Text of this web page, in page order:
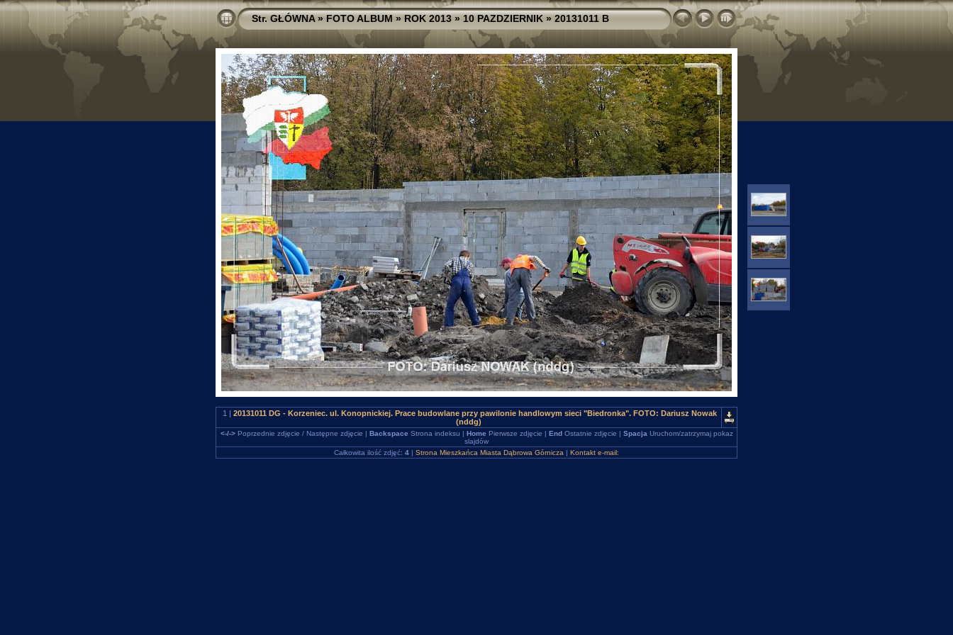
Str. GŁÓWNA»FOTO ALBUM»ROK 2013»10 PAZDZIERNIK»20131011 B
1 | 20131011 DG - Korzeniec. ul. Konopnickiej. Prace budowlane przy pawilonie handlowym sieci "Biedronka". FOTO: Dariusz Nowak
(nddg)
<-/->Poprzednie zdjęcie / Następne zdjęcie | Backspace Strona indeksu | Home Pierwsze zdjęcie | EndOstatnie zdjęcie | Spacja Uruchom/zatrzymaj pokaz
slajdów
Całkowita ilość zdjęć: 4 | Strona Mieszkańca Miasta Dąbrowa Górnicza | Kontakt e-mail: